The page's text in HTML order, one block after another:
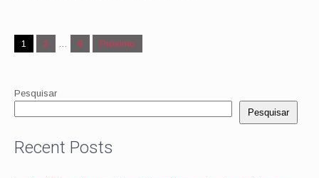
Paginação
de
1 2 … 8 Próximo
Pesquisar
Pesquisar
Recent Posts